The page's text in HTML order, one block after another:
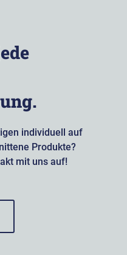
individuell auf
Produkte?
mit uns auf!